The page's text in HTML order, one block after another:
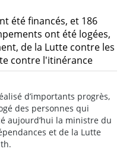
été financés, et 186
ont été logées,
de la Lutte contre les
contre l'itinérance
d’importants progrès,
des personnes qui
aujourd’hui la ministre du
et de la Lutte